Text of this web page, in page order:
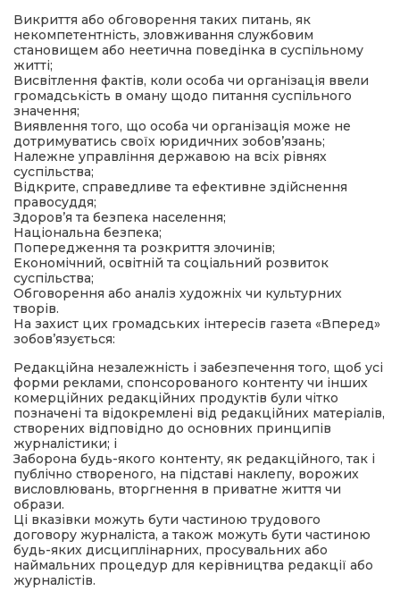
Викриття або обговорення таких питань, як
некомпетентність, зловживання службовим
становищем або неетична поведінка в суспільному
житті;
Висвітлення фактів, коли особа чи організація ввели
громадськість в оману щодо питання суспільного
значення;
Виявлення того, що особа чи організація може не
дотримуватись своїх юридичних зобов’язань;
Належне управління державою на всіх рівнях
суспільства;
Відкрите, справедливе та ефективне здійснення
правосуддя;
Здоров’я та безпека населення;
Національна безпека;
Попередження та розкриття злочинів;
Економічний, освітній та соціальний розвиток
суспільства;
Обговорення або аналіз художніх чи культурних
творів.
На захист цих громадських інтересів газета «Вперед»
зобов’язується:
Редакційна незалежність і забезпечення того, щоб усі
форми реклами, спонсорованого контенту чи інших
комерційних редакційних продуктів були чітко
позначені та відокремлені від редакційних матеріалів,
створених відповідно до основних принципів
журналістики; і
Заборона будь-якого контенту, як редакційного, так і
публічно створеного, на підставі наклепу, ворожих
висловлювань, вторгнення в приватне життя чи
образи.
Ці вказівки можуть бути частиною трудового
договору журналіста, а також можуть бути частиною
будь-яких дисциплінарних, просувальних або
наймальних процедур для керівництва редакції або
журналістів.